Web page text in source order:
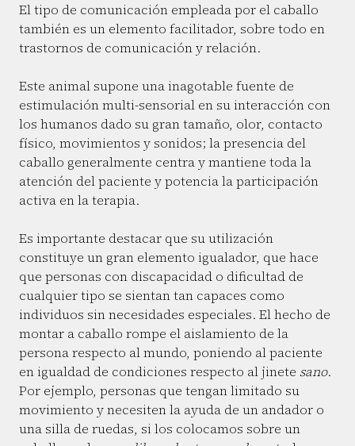
El tipo de comunicación empleada por el caballo
también es un elemento facilitador, sobre todo en
trastornos de comunicación y relación.
Este animal supone una inagotable fuente de
estimulación multi-sensorial en su interacción con
los humanos dado su gran tamaño, olor, contacto
físico, movimientos y sonidos; la presencia del
caballo generalmente centra y mantiene toda la
atención del paciente y potencia la participación
activa en la terapia.
Es importante destacar que su utilización
constituye un gran elemento igualador, que hace
que personas con discapacidad o dificultad de
cualquier tipo se sientan tan capaces como
individuos sin necesidades especiales. El hecho de
montar a caballo rompe el aislamiento de la
persona respecto al mundo, poniendo al paciente
en igualdad de condiciones respecto al jinete sano.
Por ejemplo, personas que tengan limitado su
movimiento y necesiten la ayuda de un andador o
una silla de ruedas, si los colocamos sobre un